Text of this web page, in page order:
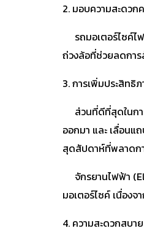
2. มอบความสะดวก
รถมอเตอร์ไซค์ไ
ถ่วงล้อที่ช่วยลดการ
3. การเพิ่มประสิทธิ
ส่วนที่ดีที่สุดในกา
ออกมา และ เลื่อนแ
สุดสัปดาห์ที่พลาดก
จักรยานไฟฟ้า
มอเตอร์ไซค์ เนื่อง
4. ความสะดวกสบาย